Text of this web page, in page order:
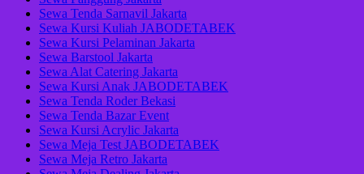
Sewa Tenda Sarnavil Jakarta
Sewa Kursi Kuliah JABODETABEK
Sewa Kursi Pelaminan Jakarta
Sewa Barstool Jakarta
Sewa Alat Catering Jakarta
Sewa Kursi Anak JABODETABEK
Sewa Tenda Roder Bekasi
Sewa Tenda Bazar Event
Sewa Kursi Acrylic Jakarta
Sewa Meja Test JABODETABEK
Sewa Meja Retro Jakarta